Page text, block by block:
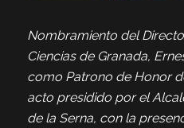
Nombramiento del
Ciencias de Granada,
como Patrono de Honor
acto presidido por el
de la Serna, con la